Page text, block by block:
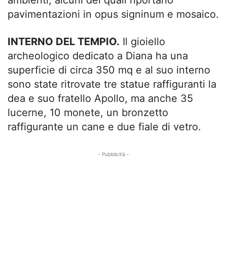
pavimentazioni in opus signinum e mosaico.
INTERNO DEL TEMPIO. Il gioiello
archeologico dedicato a Diana ha una
superficie di circa 350 mq e al suo interno
sono state ritrovate tre statue raffiguranti la
dea e suo fratello Apollo, ma anche 35
lucerne, 10 monete, un bronzetto
raffigurante un cane e due fiale di vetro.
- Pubblicità -